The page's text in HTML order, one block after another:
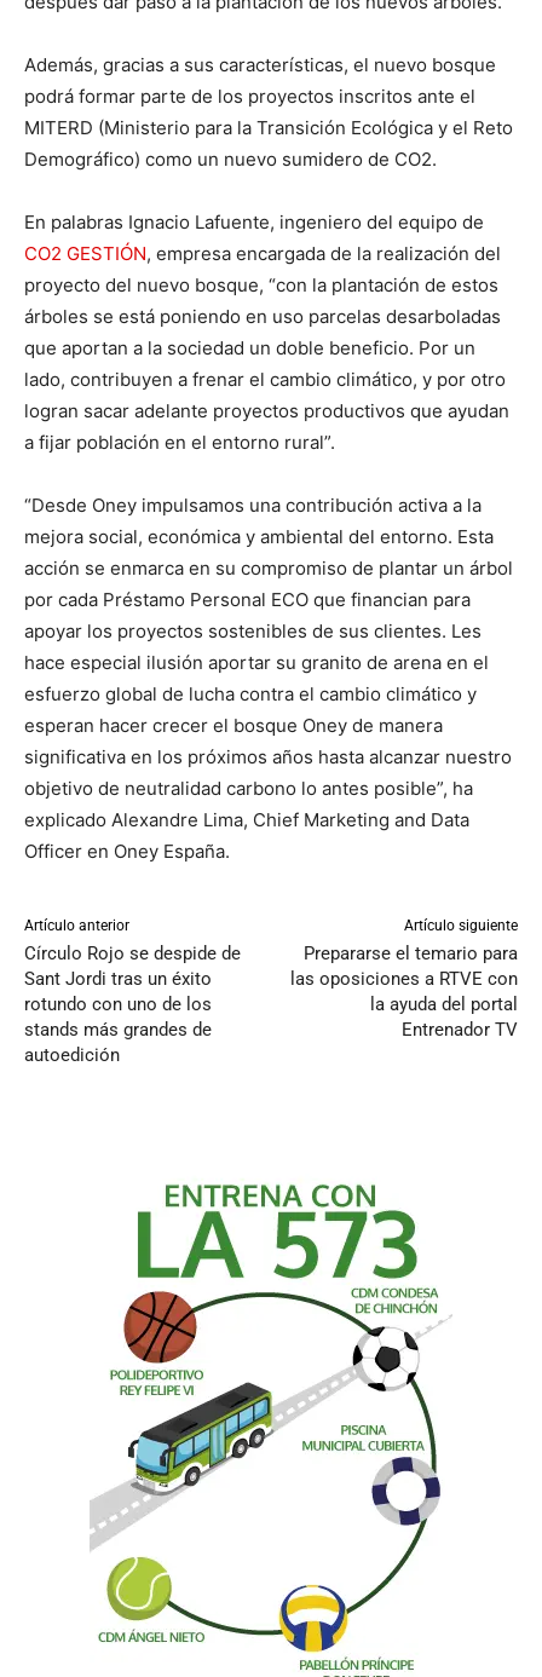
Además, gracias a sus características, el nuevo bosque
podrá formar parte de los proyectos inscritos ante el
MITERD (Ministerio para la Transición Ecológica y el Reto
Demográfico) como un nuevo sumidero de CO2.
En palabras Ignacio Lafuente, ingeniero del equipo de
CO2 GESTIÓN, empresa encargada de la realización del
proyecto del nuevo bosque, “con la plantación de estos
árboles se está poniendo en uso parcelas desarboladas
que aportan a la sociedad un doble beneficio. Por un
lado, contribuyen a frenar el cambio climático, y por otro
logran sacar adelante proyectos productivos que ayudan
a fijar población en el entorno rural”.
“Desde Oney impulsamos una contribución activa a la
mejora social, económica y ambiental del entorno. Esta
acción se enmarca en su compromiso de plantar un árbol
por cada Préstamo Personal ECO que financian para
apoyar los proyectos sostenibles de sus clientes. Les
hace especial ilusión aportar su granito de arena en el
esfuerzo global de lucha contra el cambio climático y
esperan hacer crecer el bosque Oney de manera
significativa en los próximos años hasta alcanzar nuestro
objetivo de neutralidad carbono lo antes posible”, ha
explicado Alexandre Lima, Chief Marketing and Data
Officer en Oney España.
Artículo anterior
Círculo Rojo se despide de
Sant Jordi tras un éxito
rotundo con uno de los
stands más grandes de
autoedición
Artículo siguiente
Prepararse el temario para
las oposiciones a RTVE con
la ayuda del portal
Entrenador TV